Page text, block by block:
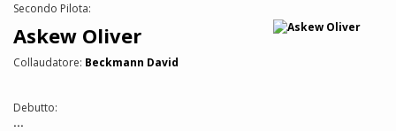
Secondo Pilota:
Askew Oliver
Collaudatore: Beckmann David
Debutto:
...